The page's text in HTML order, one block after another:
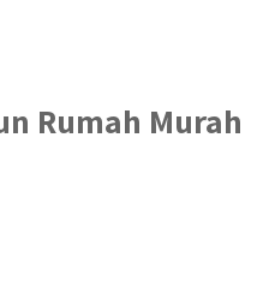
Rumah Murah